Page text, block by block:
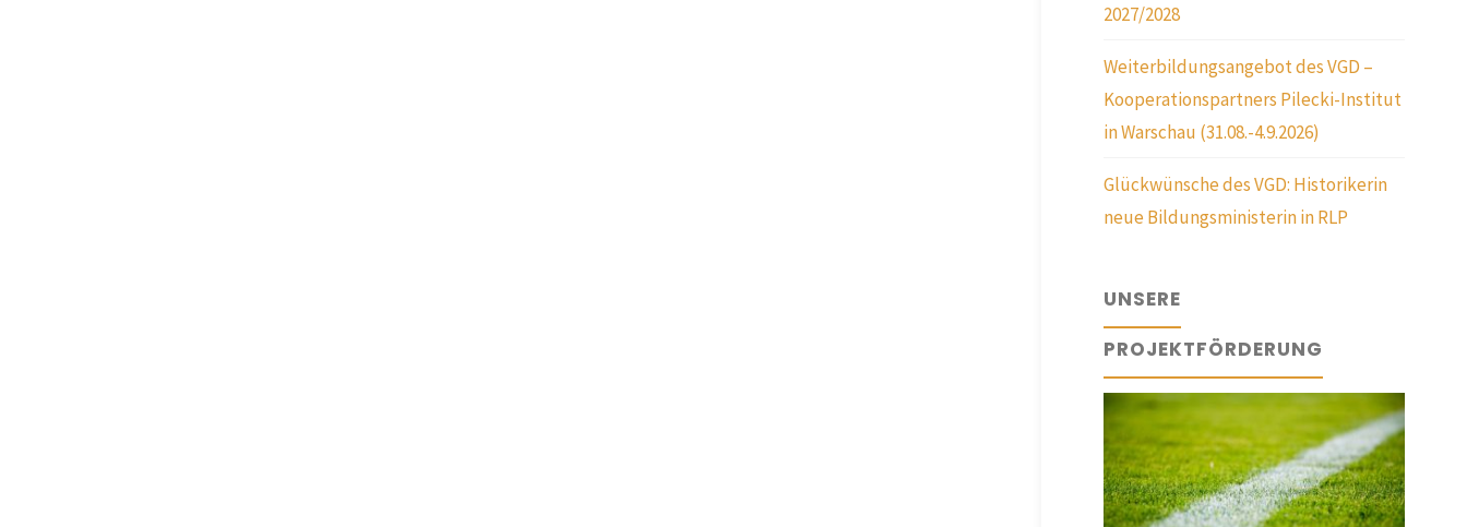
2027/2028
Weiterbildungsangebot des VGD –
Kooperationspartners Pilecki-Institut
in Warschau (31.08.-4.9.2026)
Glückwünsche des VGD: Historikerin
neue Bildungsministerin in RLP
UNSERE
PROJEKTFÖRDERUNG